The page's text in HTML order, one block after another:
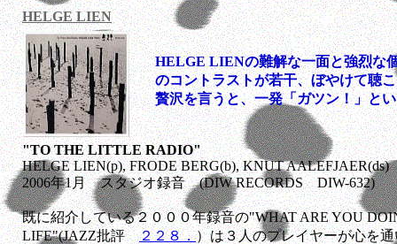
HELGE LIEN
HELGE LIENの難解な一面と強烈な
のコントラストが若干、ぼやけて聴
贅沢を言うと、一発「ガツン！」と
"TO THE LITTLE RADIO"
HELGE LIEN(p), FRODE BERG(b), KNUT AALEFJAER(ds)
2006年1月 スタジオ録音 (DIW RECORDS DIW-632)
既に紹介している２０００年録音の"WHAT ARE YOU
LIFE"(JAZZ批評２２８．）は３人のプレイヤーが心を